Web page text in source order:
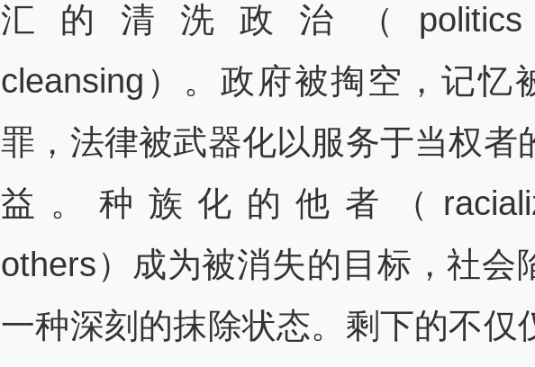
汇的清洗政治（
cleansing）。政府被掏空，记忆
罪，法律被武器化以服务于当权者
益。种族化的他者（
others）成为被消失的目标，社会
一种深刻的抹除状态。剩下的不仅